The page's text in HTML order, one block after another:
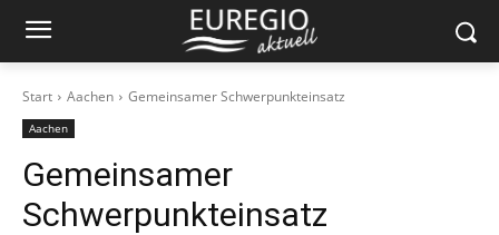
Start Aachen Gemeinsamer Schwerpunkteinsatz
Aachen
Gemeinsamer
Schwerpunkteinsatz